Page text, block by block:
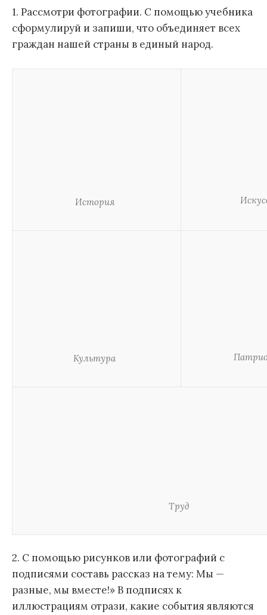
1. Рассмотри фотографии. С помощью учебника
сформулируй и запиши, что объединяет всех
граждан нашей страны в единый народ.
История
Культура
Труд
2. С помощью рисунков или фотографий с
подписями составь рассказ на тему: Мы —
разные, мы вместе!» В подписях к
иллюстрациям отрази, какие события являются